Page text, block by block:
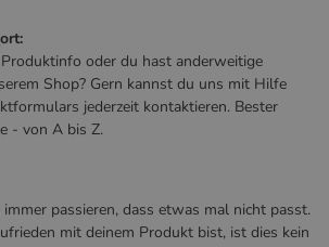
oder du hast anderweitige
Shop? Gern kannst du uns mit Hilfe
jederzeit kontaktieren. Bester
- von A bis Z.
immer passieren, dass etwas mal nicht passt.
mit deinem Produkt bist, ist dies kein